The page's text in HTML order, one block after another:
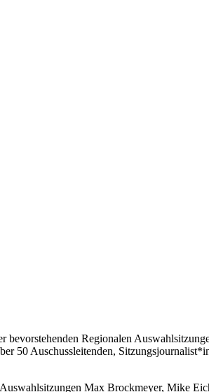
bevorstehenden Regionalen
50 Auschussleitenden,
Max Brockmeyer, Mike